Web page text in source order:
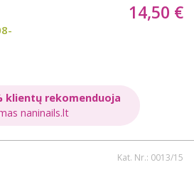
14,50 €
klientų rekomenduoja
naninails.lt
Kat. Nr.: 0013/15